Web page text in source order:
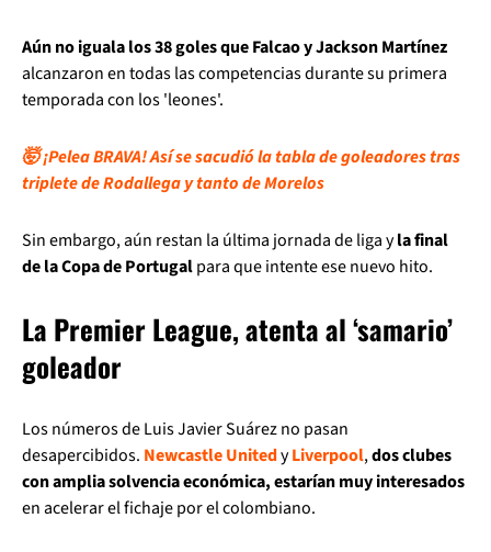
Aún no iguala los 38 goles que Falcao y Jackson Martínez
alcanzaron en todas las competencias durante su primera
temporada con los 'leones'.
🤯 ¡Pelea BRAVA! Así se sacudió la tabla de goleadores tras
triplete de Rodallega y tanto de Morelos
Sin embargo, aún restan la última jornada de liga yla final
de la Copa de Portugalpara que intente ese nuevo hito.
La Premier League, atenta al ‘samario’
goleador
Los números de Luis Javier Suárez no pasan
desapercibidos. Newcastle UnitedyLiverpool,dos clubes
con amplia solvencia económica, estarían muy interesados
en acelerar el fichaje por el colombiano.